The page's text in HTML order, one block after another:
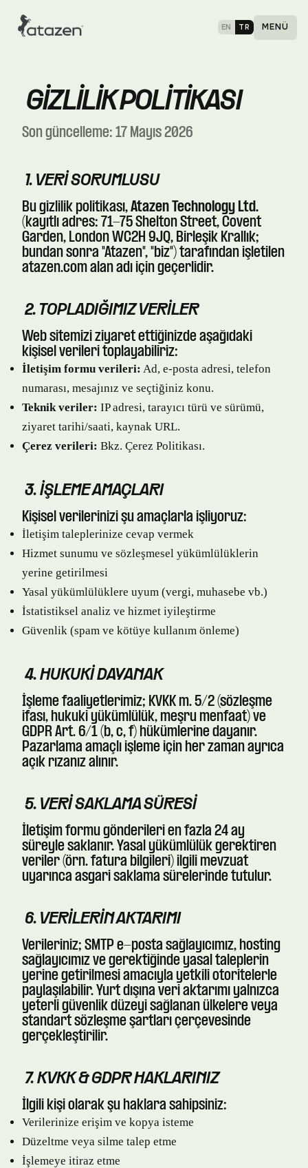
EN TR
MENÜ
GIZLILIK POLITIKASI
Son güncelleme: 17 Mayıs 2026
1. VERI SORUMLUSU
Bu gizlilik politikası,Atazen Technology Ltd.
(kayıtlı adres: 71-75 Shelton Street, Covent
Garden, London WC2H 9JQ, Birleşik Krallık;
bundan sonra "Atazen", "biz") tarafından işletilen
atazen.comalan adı için geçerlidir.
2. TOPLADIĞIMIZ VERILER
Web sitemizi ziyaret ettiğinizde aşağıdaki
kişisel verileri toplayabiliriz:
İletişim formu verileri: Ad, e-posta adresi, telefon
numarası, mesajınız ve seçtiğiniz konu.
Teknik veriler: IP adresi, tarayıcı türü ve sürümü,
ziyaret tarihi/saati, kaynak URL.
Çerez verileri: Bkz. Çerez Politikası.
3. İŞLEME AMAÇLARI
Kişisel verilerinizi şu amaçlarla işliyoruz:
İletişim taleplerinize cevap vermek
Hizmet sunumu ve sözleşmesel yükümlülüklerin
yerine getirilmesi
Yasal yükümlülüklere uyum (vergi, muhasebe vb.)
İstatistiksel analiz ve hizmet iyileştirme
Güvenlik (spam ve kötüye kullanım önleme)
4. HUKUKI DAYANAK
İşleme faaliyetlerimiz; KVKK m. 5/2 (sözleşme
ifası, hukuki yükümlülük, meşru menfaat) ve
GDPR Art. 6/1 (b, c, f) hükümlerine dayanır.
Pazarlama amaçlı işleme için her zaman ayrıca
açık rızanız alınır.
5. VERI SAKLAMA SÜRESI
İletişim formu gönderileri en fazla 24 ay
süreyle saklanır. Yasal yükümlülük gerektiren
veriler (örn. fatura bilgileri) ilgili mevzuat
uyarınca asgari saklama sürelerinde tutulur.
6. VERILERIN AKTARIMI
Verileriniz; SMTP e-posta sağlayıcımız, hosting
sağlayıcımız ve gerektiğinde yasal taleplerin
yerine getirilmesi amacıyla yetkili otoritelerle
paylaşılabilir. Yurt dışına veri aktarımı yalnızca
yeterli güvenlik düzeyi sağlanan ülkelere veya
standart sözleşme şartları çerçevesinde
gerçekleştirilir.
7. KVKK & GDPR HAKLARINIZ
İlgili kişi olarak şu haklara sahipsiniz:
Verilerinize erişim ve kopya isteme
Düzeltme veya silme talep etme
İşlemeye itiraz etme